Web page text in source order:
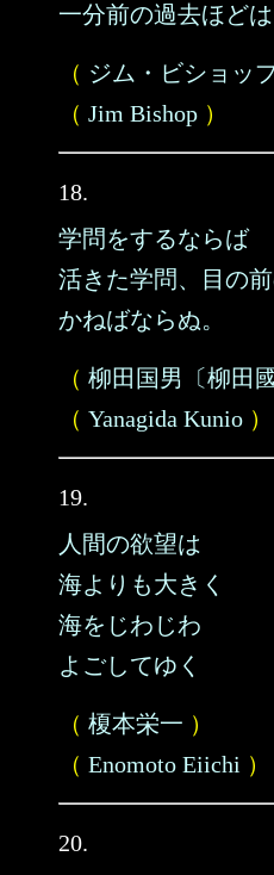
一分前の過去ほど
（ ジム・ビショッ
（ Jim Bishop ）
18.
学問をするならば
活きた学問、目の
かねばならぬ。
（ 柳田国男〔柳田國
（ Yanagida Kunio ）
19.
人間の欲望は
海よりも大きく
海をじわじわ
よごしてゆく
（ 榎本栄一 ）
（ Enomoto Eiichi ）
20.